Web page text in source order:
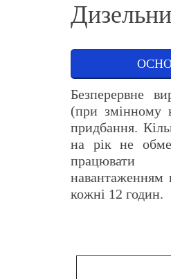
Безперервне
(при змінному
придбання.
на рік не
працювати
навантаженням
кожні 12 годин.